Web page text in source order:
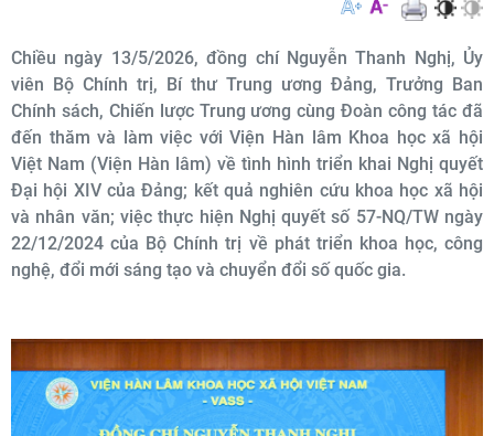
Chiều ngày 13/5/2026, đồng chí Nguyễn Thanh Nghị, Ủy
viên Bộ Chính trị, Bí thư Trung ương Đảng, Trưởng Ban
Chính sách, Chiến lược Trung ương cùng Đoàn công tác đã
đến thăm và làm việc với Viện Hàn lâm Khoa học xã hội
Việt Nam (Viện Hàn lâm) về tình hình triển khai Nghị quyết
Đại hội XIV của Đảng; kết quả nghiên cứu khoa học xã hội
và nhân văn; việc thực hiện Nghị quyết số 57-NQ/TW ngày
22/12/2024 của Bộ Chính trị về phát triển khoa học, công
nghệ, đổi mới sáng tạo và chuyển đổi số quốc gia.